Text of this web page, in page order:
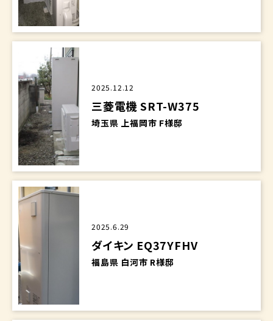
2025.12.12
三菱電機 SRT-W375
埼玉県 上福岡市 F様邸
2025.6.29
ダイキン EQ37YFHV
福島県 白河市 R様邸